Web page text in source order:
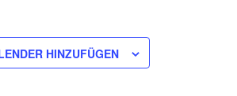
HINZUFÜGEN